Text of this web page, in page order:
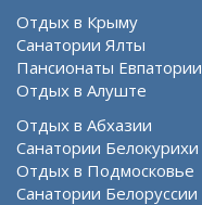
Отдых в Крыму
Санатории Ялты
Пансионаты Евпатории
Отдых в Алуште
Отдых в Абхазии
Санатории Белокурихи
Отдых в Подмосковье
Санатории Белоруссии